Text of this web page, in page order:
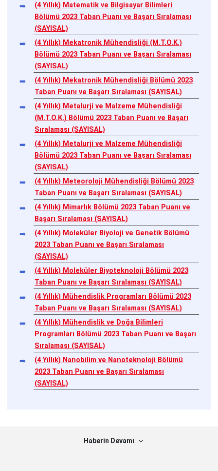
(4 Yıllık) Matematik ve Bilgisayar Bilimleri
Bölümü 2023 Taban Puanı ve Başarı Sıralaması
(SAYISAL)
(4 Yıllık) Mekatronik Mühendisliği (M.T.O.K.)
Bölümü 2023 Taban Puanı ve Başarı Sıralaması
(SAYISAL)
(4 Yıllık) Mekatronik Mühendisliği Bölümü 2023
Taban Puanı ve Başarı Sıralaması (SAYISAL)
(4 Yıllık) Metalurji ve Malzeme Mühendisliği
(M.T.O.K.) Bölümü 2023 Taban Puanı ve Başarı
Sıralaması (SAYISAL)
(4 Yıllık) Metalurji ve Malzeme Mühendisliği
Bölümü 2023 Taban Puanı ve Başarı Sıralaması
(SAYISAL)
(4 Yıllık) Meteoroloji Mühendisliği Bölümü 2023
Taban Puanı ve Başarı Sıralaması (SAYISAL)
(4 Yıllık) Mimarlık Bölümü 2023 Taban Puanı ve
Başarı Sıralaması (SAYISAL)
(4 Yıllık) Moleküler Biyoloji ve Genetik Bölümü
2023 Taban Puanı ve Başarı Sıralaması
(SAYISAL)
(4 Yıllık) Moleküler Biyoteknoloji Bölümü 2023
Taban Puanı ve Başarı Sıralaması (SAYISAL)
(4 Yıllık) Mühendislik Programları Bölümü 2023
Taban Puanı ve Başarı Sıralaması (SAYISAL)
(4 Yıllık) Mühendislik ve Doğa Bilimleri
Programları Bölümü 2023 Taban Puanı ve Başarı
Sıralaması (SAYISAL)
(4 Yıllık) Nanobilim ve Nanoteknoloji Bölümü
2023 Taban Puanı ve Başarı Sıralaması
(SAYISAL)
Haberin Devamı